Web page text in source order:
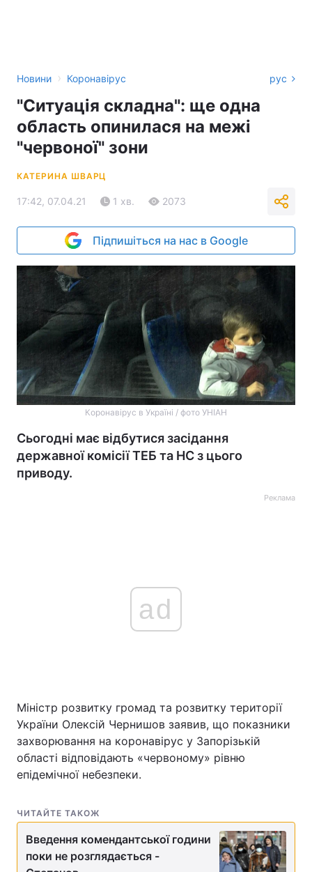
Новини › Коронавірус рус
"Ситуація складна": ще одна
область опинилася на межі
"червоної" зони
КАТЕРИНА ШВАРЦ
17:42, 07.04.21 1 хв. 2073
Підпишіться на нас в Google
Коронавірус в Україні / фото УНІАН
Сьогодні має відбутися засідання
державної комісії ТЕБ та НС з цього
приводу.
Реклама
ad
Міністр розвитку громад та розвитку території
України Олексій Чернишов заявив, що показники
захворювання на коронавірус у Запорізькій
області відповідають «червоному» рівню
епідемічної небезпеки.
ЧИТАЙТЕ ТАКОЖ
Введення комендантської години
поки не розглядається -